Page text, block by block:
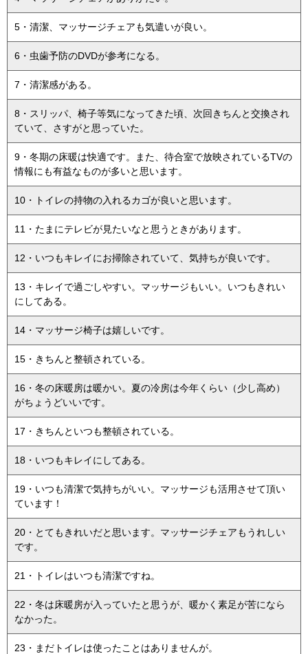
5・清潔、マッサージチェアも気遣いが良い。
6・虫歯予防のDVDが参考になる。
7・清潔感がある。
8・スリッパ、椅子等気になってきた頃、次回きちんと交換され
ていて、さすがと思っていた。
9・冬期の床暖は快適です。また、待合室で放映されているTVの
情報にも有益なものが多いと思います。
10・トイレの持物の入れるカゴが良いと思います。
11・たまにテレビが見たいなと思うときがあります。
12・いつもキレイにお掃除されていて、気持ちが良いです。
13・キレイで過ごしやすい。マッサージもいい。いつもきれい
にしてある。
14・マッサージ椅子は嬉しいです。
15・きちんと整頓されている。
16・冬の床暖房は暖かい。夏の冷房は今年くらい（少し高め）
がちょうどいいです。
17・きちんといつも整頓されている。
18・いつもキレイにしてある。
19・いつも清潔で気持ちがいい。マッサージも活用させて頂い
ています！
20・とてもきれいだと思います。マッサージチェアもうれしい
です。
21・トイレはいつも清潔ですね。
22・冬は床暖房が入っていたと思うが、暖かく素足が苦になら
なかった。
23・まだトイレは使ったことはありませんが。